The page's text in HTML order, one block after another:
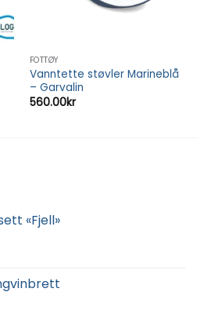
FOTTØY
Vanntette støvler Marineblå
– Garvalin
560.00kr
«Fjell»